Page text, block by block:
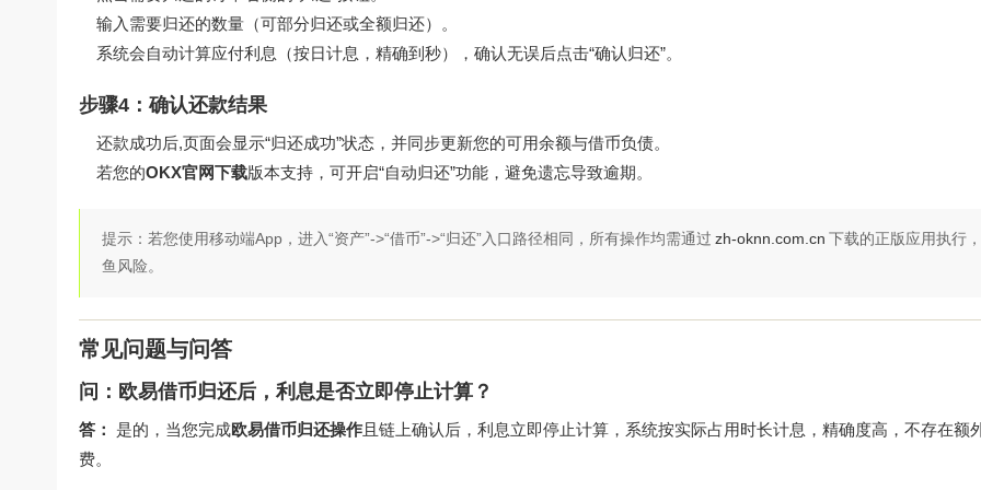
输入需要归还的数量（可部分归还或全额归还）。
系统会自动计算应付利息（按日计息，精确到秒），确认无误后点击“确认归还”。
步骤4：确认还款结果
还款成功后,页面会显示“归还成功”状态，并同步更新您的可用余额与借币负债。
若您的OKX官网下载版本支持，可开启“自动归还”功能，避免遗忘导致逾期。
提示：若您使用移动端App，进入“资产”->“借币”->“归还”入口路径相同，所有操作均需通过 zh-oknn.com.cn 下载的正版应用执行
鱼风险。
常见问题与问答
问：欧易借币归还后，利息是否立即停止计算？
答： 是的，当您完成欧易借币归还操作且链上确认后，利息立即停止计算，系统按实际占用时长计息，精确度高，不存在额
费。